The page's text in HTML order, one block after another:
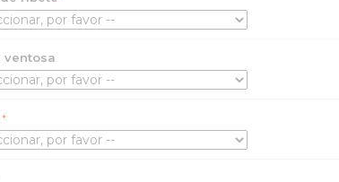
ventosa